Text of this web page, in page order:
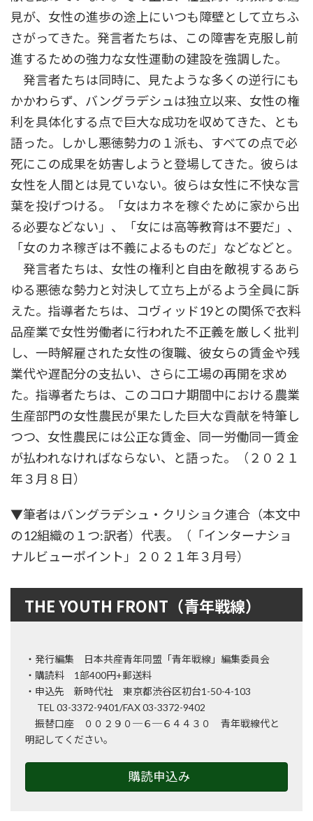
見が、女性の進歩の途上にいつも障壁として立ちふ
さがってきた。発言者たちは、この障害を克服し前
進するための強力な女性運動の建設を強調した。
発言者たちは同時に、見たような多くの逆行にも
かかわらず、バングラデシュは独立以来、女性の権
利を具体化する点で巨大な成功を収めてきた、とも
語った。しかし悪徳勢力の１派も、すべての点で必
死にこの成果を妨害しようと登場してきた。彼らは
女性を人間とは見ていない。彼らは女性に不快な言
葉を投げつける。「女はカネを稼ぐために家から出
る必要などない」、「女には高等教育は不要だ」、
「女のカネ稼ぎは不義によるものだ」などなどと。
発言者たちは、女性の権利と自由を敵視するあら
ゆる悪徳な勢力と対決して立ち上がるよう全員に訴
えた。指導者たちは、コヴィッド19との関係で衣料
品産業で女性労働者に行われた不正義を厳しく批判
し、一時解雇された女性の復職、彼女らの賃金や残
業代や遅配分の支払い、さらに工場の再開を求め
た。指導者たちは、このコロナ期間中における農業
生産部門の女性農民が果たした巨大な貢献を特筆し
つつ、女性農民には公正な賃金、同一労働同一賃金
が払われなければならない、と語った。（２０２１
年３月８日）
▼筆者はバングラデシュ・クリショク連合（本文中
の12組織の１つ:訳者）代表。（「インターナショ
ナルビューポイント」２０２１年３月号）
THE YOUTH FRONT（青年戦線）
・発行編集 日本共産青年同盟「青年戦線」編集委員会
・購読料 1部400円+郵送料
・申込先 新時代社 東京都渋谷区初台1-50-4-103
TEL 03-3372-9401/FAX 03-3372-9402
振替口座 ００２９０─６─６４４３０ 青年戦線代と
明記してください。
購読申込み